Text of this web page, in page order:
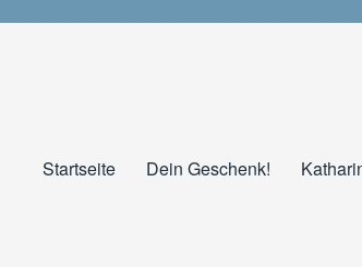
Startseite Dein Geschenk!